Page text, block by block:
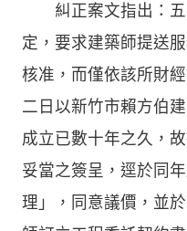
糾正案文指出：五
定，要求建築師提送
核准，而僅依該所財
二日以新竹市賴方伯
成立已數十年之久，
妥當之簽呈，逕於同
理」，同意議價，並